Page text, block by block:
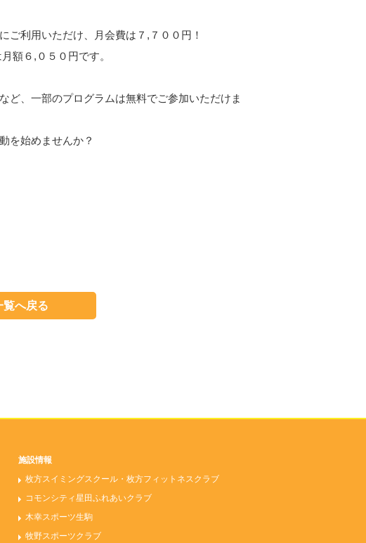
ご利用いただけ、月会費は７,７００円！
額６,０５０円です。
ど、一部のプログラムは無料でご参加いただけま
を始めませんか？
覧へ戻る
施設情報
枚方スイミングスクール・枚方フィットネスクラブ
コモンシティ星田ふれあいクラブ
木幸スポーツ生駒
牧野スポーツクラブ